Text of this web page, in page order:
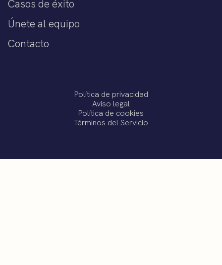
Casos de éxito
Únete al equipo
Contacto
Política de privacidad
Aviso legal
Política de cookies
Términos del Servicio